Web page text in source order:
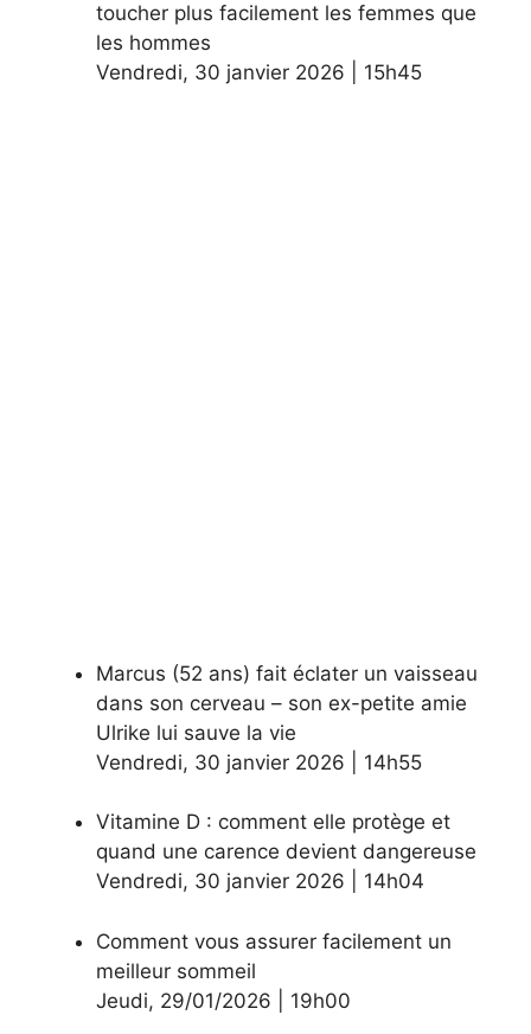
toucher plus facilement les femmes que
les hommes
Vendredi, 30 janvier 2026 15h45
Marcus (52 ans) fait éclater un vaisseau
dans son cerveau – son ex-petite amie
Ulrike lui sauve la vie
Vendredi, 30 janvier 2026 14h55
Vitamine D : comment elle protège et
quand une carence devient dangereuse
Vendredi, 30 janvier 2026 14h04
Comment vous assurer facilement un
meilleur sommeil
Jeudi, 29/01/2026 19h00